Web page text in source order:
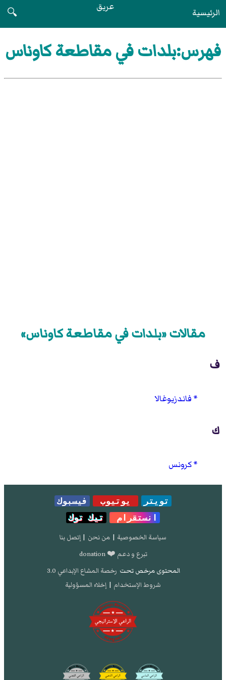
الرئيسية عريق
🔍
فهرس:بلدات في مقاطعة كاوناس
مقالات «بلدات في مقاطعة كاوناس»
ف
فاندزيوغالا
ك
كرونس
تويتر يوتيوب
فيسبوك
انستقرام
تيك توك
سياسة الخصوصية | من نحن | إتصل بنا
تبرع و دعم ❤️ donation
المحتوى مرخص تحت رخصة المشاع الإبداعي 3.0
شروط الإستخدام | إخلاء المسؤولية